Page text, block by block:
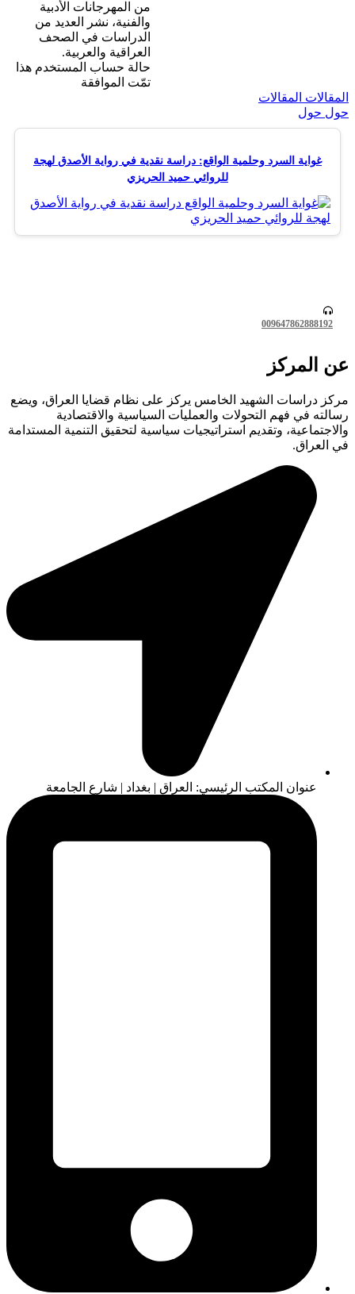
من المهرجانات الأدبية
والفنية، نشر العديد من
الدراسات في الصحف
العراقية والعربية.
حالة حساب المستخدم هذا
تمّت الموافقة
المقالات
حول
غواية السرد وحلمية الواقع: دراسة نقدية في رواية الأصدق لهجة
للروائي حميد الحريزي
دراسات الشهيد الخامس يركز على نظام قضايا العراق، ويضع
في فهم التحولات والعمليات السياسية والاقتصادية
وتقديم استراتيجيات سياسية لتحقيق التنمية المستدامة
عنوان المكتب الرئيسي: العراق | بغداد | شارع الجامعة